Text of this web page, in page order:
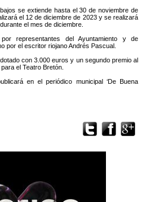
se extiende hasta el 30 de noviembre de
el 12 de diciembre de 2023 y se realizará
el mes de diciembre.
representantes del Ayuntamiento y de
por el escritor riojano Andrés Pascual.
con 3.000 euros y un segundo premio al
el Teatro Bretón.
en el periódico municipal ‘De Buena